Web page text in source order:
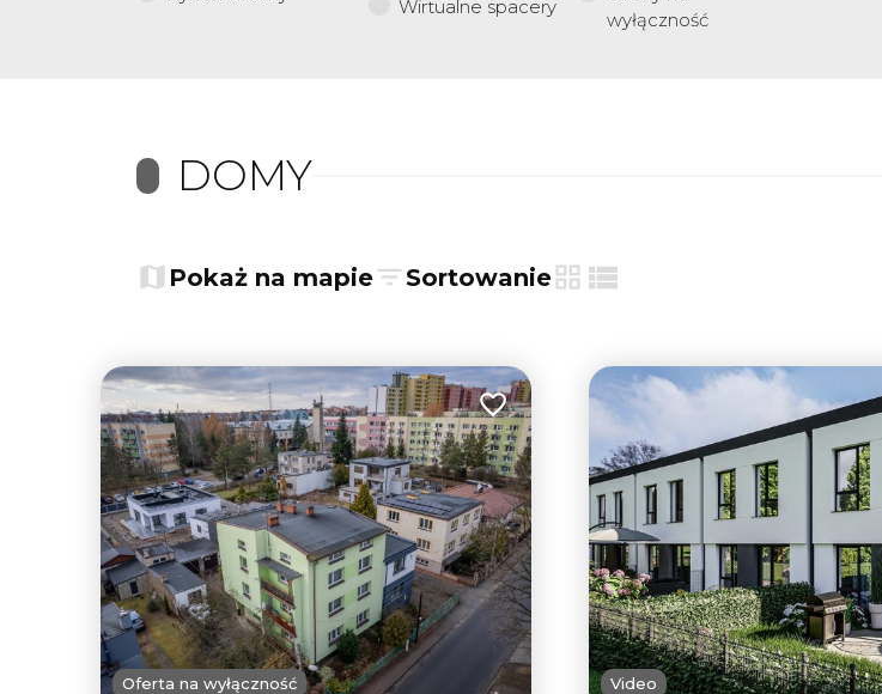
Wirtualne spacery
wyłączność
DOMY
Pokaż na mapie Sortowanie
tabela
lista
Oferta na wyłączność
Dodaj do ulubionych
Video